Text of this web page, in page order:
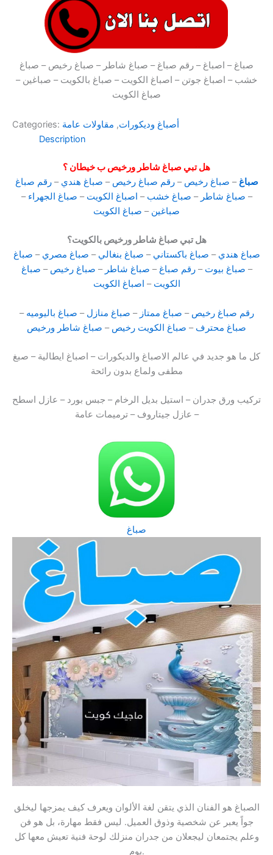
صباغ – اصباغ – رقم صباغ – صباغ شاطر – صباغ رخيص – صباغ
خشب – اصباغ جوتن – اصباغ الكويت – صباغ بالكويت – صباغين –
صباغ الكويت
Categories: أصباغ وديكورات, مقاولات عامة
Description
هل تبي صباغ شاطر ورخيص ب خيطان ؟
صباغ– صباغ رخيص –رقم صباغ رخيص – صباغ هندي –رقم صباغ
– صباغ شاطر – صباغ خشب – اصباغ الكويت – صباغ الجهراء –
صباغين – صباغ الكويت
هل تبي صباغ شاطر ورخيص بالكويت؟
صباغ هندي – صباغ باكستاني – صباغ بنغالي – صباغ مصري – صباغ
– صباغ بيوت –رقم صباغ – صباغ شاطر – صباغ رخيص – صباغ
الكويت – اصباغ الكويت
رقم صباغ رخيص – صباغ ممتاز – صباغ منازل – صباغ باليوميه –
صباغ محترف – صباغ الكويت رخيص – صباغ شاطر ورخيص
كل ما هو جديد في عالم الاصباغ والديكورات – اصباغ ايطالية – صبغ
مطفى ولماع بدون رائحة
تركيب ورق جدران – استيل بديل الرخام – جبس بورد – عازل اسطح
– عازل جيتاروف – ترميمات عامة
صباغ
الصباغ هو الفنان الذي يتقن لغة الألوان ويعرف كيف يمزجها ليخلق
جواً يعبر عن شخصية وذوق العميل. ليس فقط مهارة، بل هو فن
وعلم يجتمعان ليجعلان من جدران منزلك لوحة فنية تعيش معها كل
يوم.